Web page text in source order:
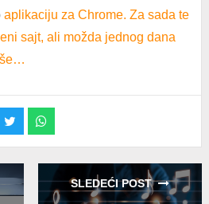
aplikaciju za Chrome. Za sada te
sajt, ali možda jednog dana
Share
Twitter
Share
Whatsapp
SLEDEĆI POST